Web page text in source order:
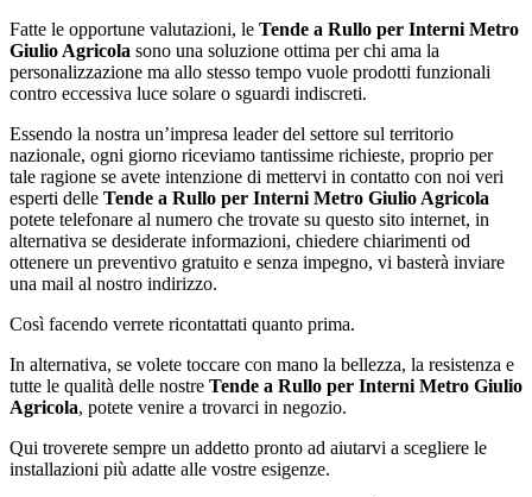
Fatte le opportune valutazioni, le Tende a Rullo per Interni Metro
Giulio Agricola sono una soluzione ottima per chi ama la
personalizzazione ma allo stesso tempo vuole prodotti funzionali
contro eccessiva luce solare o sguardi indiscreti.
Essendo la nostra un’impresa leader del settore sul territorio
nazionale, ogni giorno riceviamo tantissime richieste, proprio per
tale ragione se avete intenzione di mettervi in contatto con noi veri
esperti delle Tende a Rullo per Interni Metro Giulio Agricola
potete telefonare al numero che trovate su questo sito internet, in
alternativa se desiderate informazioni, chiedere chiarimenti od
ottenere un preventivo gratuito e senza impegno, vi basterà inviare
una mail al nostro indirizzo.
Così facendo verrete ricontattati quanto prima.
In alternativa, se volete toccare con mano la bellezza, la resistenza e
tutte le qualità delle nostre Tende a Rullo per Interni Metro Giulio
Agricola, potete venire a trovarci in negozio.
Qui troverete sempre un addetto pronto ad aiutarvi a scegliere le
installazioni più adatte alle vostre esigenze.